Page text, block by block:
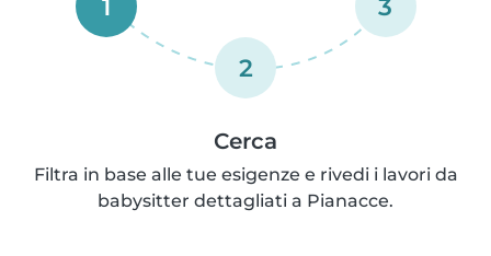
1
2
3
Cerca
Filtra in base alle tue esigenze e rivedi i lavori da
babysitter dettagliati a Pianacce.